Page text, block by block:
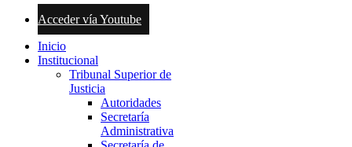
Acceder vía Youtube
Inicio
Institucional
Tribunal Superior de
Justicia
Autoridades
Secretaría
Administrativa